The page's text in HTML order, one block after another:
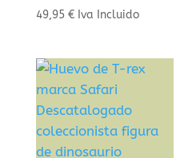
49,95 € Iva Incluido